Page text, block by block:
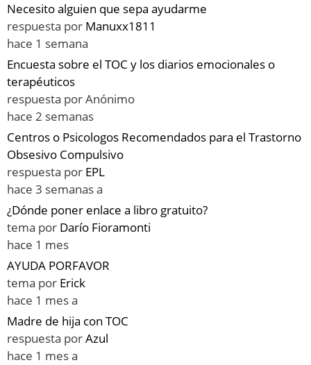
Necesito alguien que sepa ayudarme
respuesta por Manuxx1811
hace 1 semana
Encuesta sobre el TOC y los diarios emocionales o
terapéuticos
respuesta porAnónimo
hace 2 semanas
Centros o Psicologos Recomendados para el Trastorno
Obsesivo Compulsivo
respuesta por EPL
hace 3 semanas a
¿Dónde poner enlace a libro gratuito?
tema por Darío Fioramonti
hace 1 mes
AYUDA PORFAVOR
tema por Erick
hace 1 mes a
Madre de hija con TOC
respuesta porAzul
hace 1 mes a